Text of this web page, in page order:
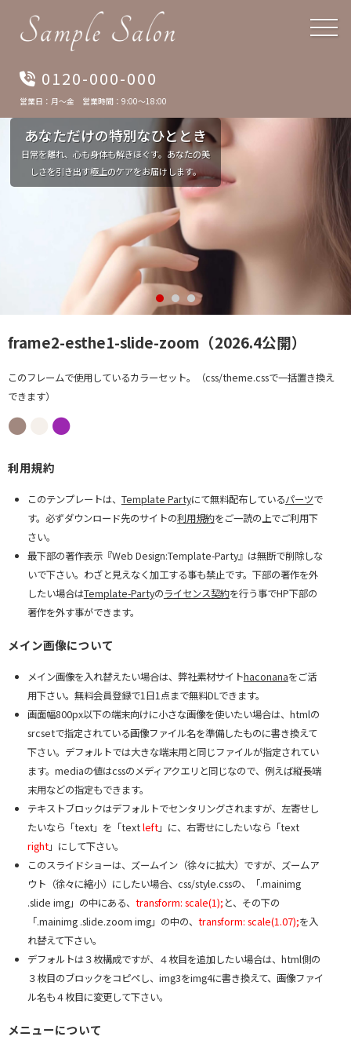
0120-000-000
営業日：月〜金 営業時間：9:00〜18:00
あなただけの特別なひととき
日常を離れ、心も身体も解きほぐす。あなたの美
しさを引き出す極上のケアをお届けします。
美しさは内側から
お一人おひとりの肌と心に向き合い、本来の輝
至福のリラクゼーション
洗練された空間で、五感すべてを満たす至上のト
frame2-esthe1-slide-zoom（2026.4公開）
このフレームで使用しているカラーセット。（css/theme.cssで一括置き換え
できます）
● ●
利用規約
このテンプレートは、 Template Partyにて無料配布しているパーツで
す。必ずダウンロード先のサイトの利用規約をご一読の上でご利用下
さい。
最下部の著作表示『Web Design:Template-Party』は無断で削除しな
いで下さい。わざと見えなく加工する事も禁止です。下部の著作を外
したい場合はTemplate-Partyのライセンス契約を行う事でHP下部の
著作を外す事ができます。
メイン画像について
メイン画像を入れ替えたい場合は、弊社素材サイトhaconanaをご活
用下さい。無料会員登録で1日1点まで無料DLできます。
画面幅800px以下の端末向けに小さな画像を使いたい場合は、htmlの
srcsetで指定されている画像ファイル名を準備したものに書き換えて
下さい。デフォルトでは大きな端末用と同じファイルが指定されてい
ます。mediaの値はcssのメディアクエリと同じなので、例えば縦長端
末用などの指定もできます。
テキストブロックはデフォルトでセンタリングされますが、左寄せし
たいなら「text」を「textleft」に、右寄せにしたいなら「text
right」にして下さい。
このスライドショーは、ズームイン（徐々に拡大）ですが、ズームア
ウト（徐々に縮小）にしたい場合、css/style.cssの、「.mainimg
.slide img」の中にある、 transform: scale(1); と、その下の
「.mainimg .slide.zoom img」の中の、 transform: scale(1.07);を入
れ替えて下さい。
デフォルトは３枚構成ですが、４枚目を追加したい場合は、html側の
３枚目のブロックをコピペし、img3をimg4に書き換えて、画像ファイ
ル名も４枚目に変更して下さい。
メニューについて